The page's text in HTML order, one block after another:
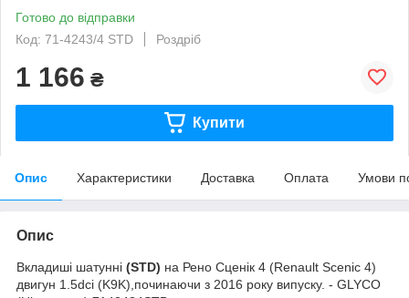
Готово до відправки
Код: 71-4243/4 STD
Роздріб
1 166 ₴
Купити
Опис Характеристики Доставка Оплата Умови
Опис
Вкладиші шатунні (STD) на Рено Сценік 4 (Renault Scenic 4)
двигун 1.5dci (K9K),починаючи з 2016 року випуску. - GLYCO